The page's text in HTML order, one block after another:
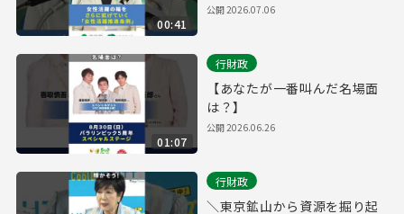
00:41
公開2026.07.06
01:07
行財政
【あなたが一番叫んだ名場面
は？】
公開2026.06.26
行財政
＼東京鉱山から資源を掘り起